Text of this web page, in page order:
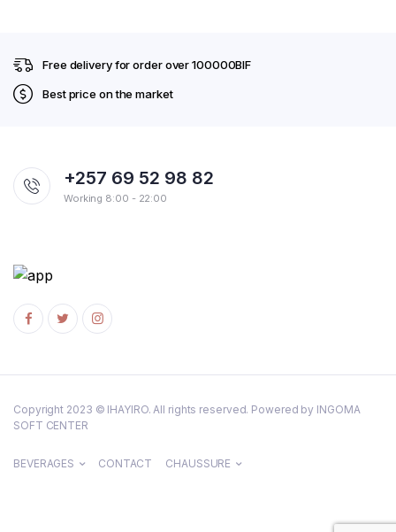
Free delivery for order over 100000BIF
Best price on the market
+257 69 52 98 82
Working 8:00 - 22:00
Copyright 2023 © IHAYIRO. All rights reserved. Powered by INGOMA
SOFT CENTER
BEVERAGES CONTACT CHAUSSURE